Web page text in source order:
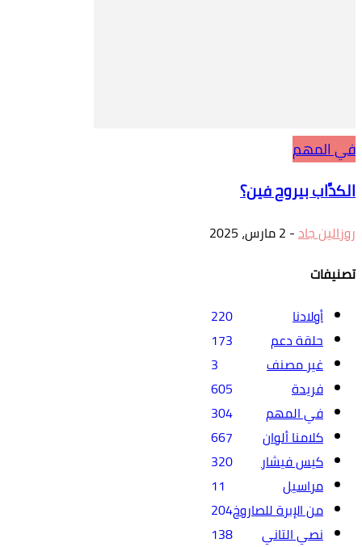
في المهم
الكدَّاب بيروح فين؟
روزالين جاد- 2 مارس، 2025
تصنيفات
أولادنا
220
حلقة دعم
173
غير مصنف
3
فريدة
605
في المهم
304
كلامنا ألوان
667
كيس فيشار
320
مراسيل
11
من الإبرة للصاروخ204
نصي التاني
138